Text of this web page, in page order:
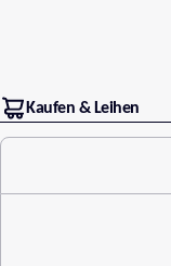
Kaufen & Leihen